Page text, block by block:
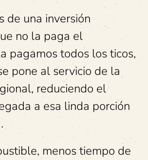
de una inversión
no la paga el
pagamos todos los ticos,
pone al servicio de la
reduciendo el
a esa linda porción
menos tiempo de